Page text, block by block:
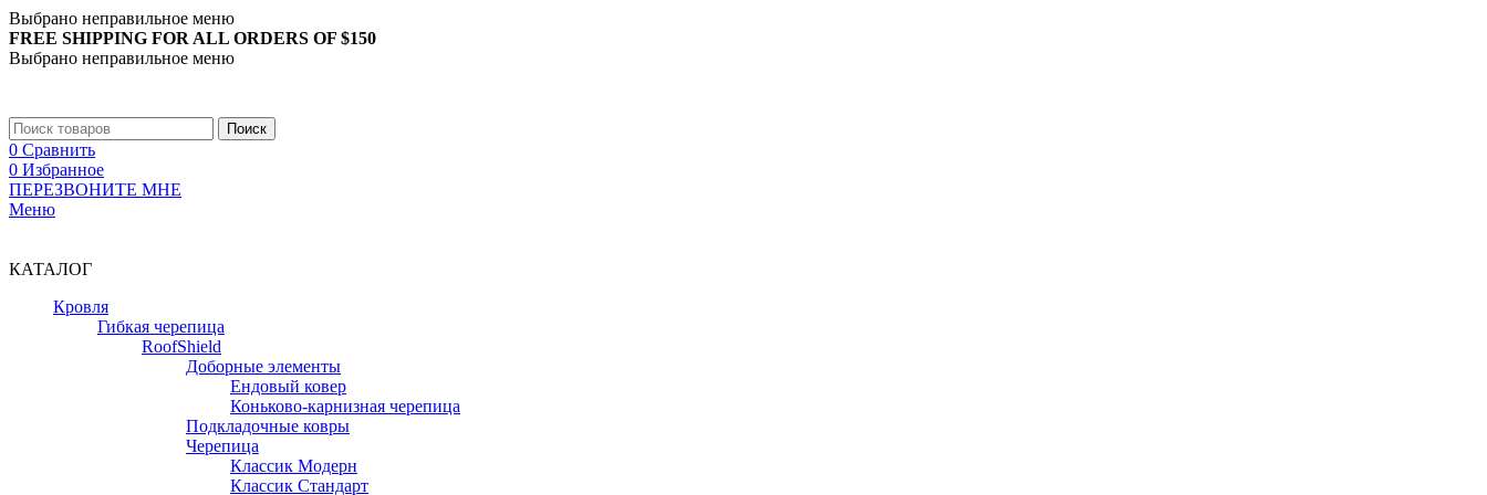
Выбрано неправильное меню
FREE SHIPPING FOR ALL ORDERS OF $150
Выбрано неправильное меню
Поиск
0 Сравнить
0 Избранное
ПЕРЕЗВОНИТЕ МНЕ
Меню
КАТАЛОГ
Кровля
Гибкая черепица
RoofShield
Доборные элементы
Ендовый ковер
Коньково-карнизная черепица
Подкладочные ковры
Черепица
Классик Модерн
Классик Стандарт